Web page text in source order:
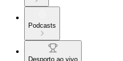
Podcasts
Desporto ao vivo